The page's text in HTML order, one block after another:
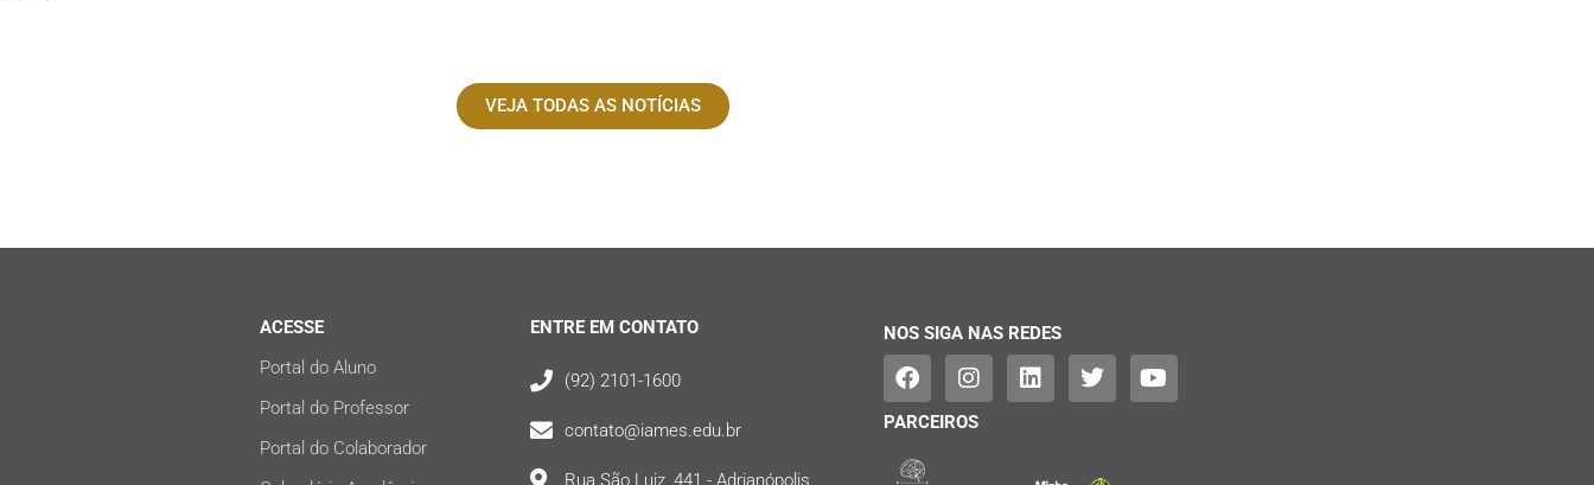
VEJA TODAS AS NOTÍCIAS
ACESSE
Portal do Aluno
Portal do Professor
Portal do Colaborador
ENTRE EM CONTATO
(92) 2101-1600
contato@iames.edu.br
Rua São Luiz, 441 - Adrianópolis
NOS SIGA NAS REDES
PARCEIROS